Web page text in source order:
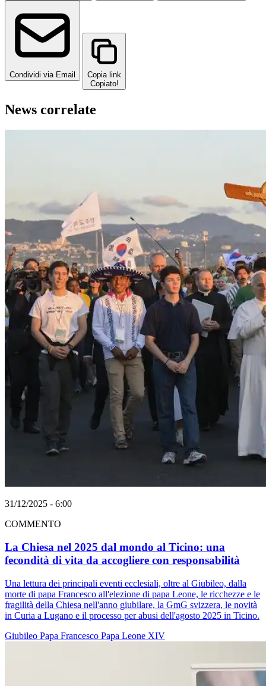
Condividi via Email
Copia link
Copiato!
News correlate
31/12/2025 - 6:00
COMMENTO
La Chiesa nel 2025 dal mondo al Ticino: una
fecondità di vita da accogliere con responsabilità
Una lettura dei principali eventi ecclesiali, oltre al Giubileo, dalla
morte di papa Francesco all'elezione di papa Leone, le ricchezze e le
fragilità della Chiesa nell'anno giubilare, la GmG svizzera, le novità
in Curia a Lugano e il processo per abusi dell'agosto 2025 in Ticino.
Giubileo Papa Francesco Papa Leone XIV